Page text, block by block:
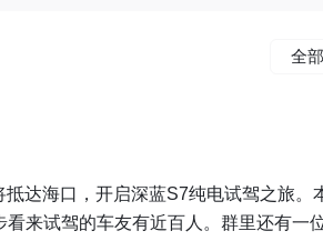
全部
达海口，开启深蓝S7纯电试驾之旅。
来试驾的车友有近百人。群里还有一